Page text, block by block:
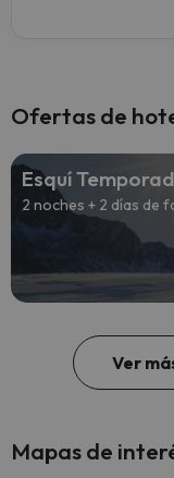
Ofertas de
Esquí
2 noches + 2 días de
Ver
Mapas de